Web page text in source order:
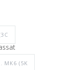
MK6 (5K